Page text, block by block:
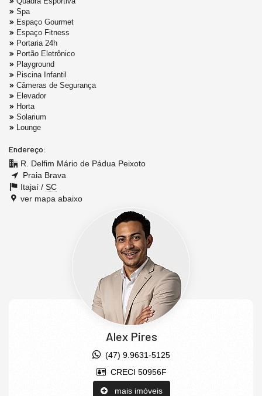
Spa
Espaço Gourmet
Espaço Fitness
Portaria 24h
Portão Eletrônico
Playground
Piscina Infantil
Câmeras de Segurança
Elevador
Horta
Solarium
Lounge
Endereço:
R. Delfim Mário de Pádua Peixoto
Praia Brava
Itajaí / SC
ver mapa abaixo
Alex Pires
(47) 9.9631-5125
CRECI 50956F
mais imóveis